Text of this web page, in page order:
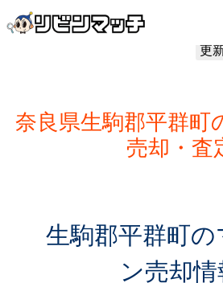
更
奈良県生駒郡平群町
売却・査
生駒郡平群町の
ン売却情